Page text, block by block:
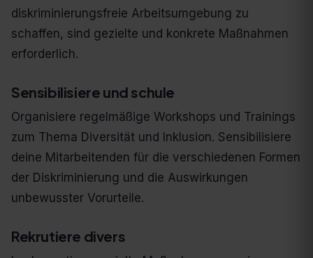
diskriminierungsfreie Arbeitsumgebung zu
schaffen, sind gezielte und konkrete Maßnahmen
erforderlich.
Sensibilisiere und schule
Organisiere regelmäßige Workshops und Trainings
zum Thema Diversität und Inklusion. Sensibilisiere
deine Mitarbeitenden für die verschiedenen Formen
der Diskriminierung und die Auswirkungen
unbewusster Vorurteile.
Rekrutiere divers